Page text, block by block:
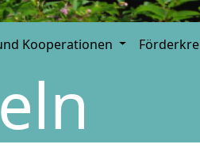
Kooperationen